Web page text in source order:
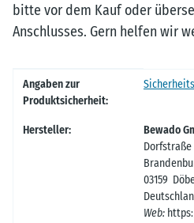
bitte vor dem Kauf oder
Anschlusses. Gern helfen wir
Produkteigenschaft
Wert
Angaben zur
Produktsicherheit:
Hersteller:
Bewado
03159
Web: